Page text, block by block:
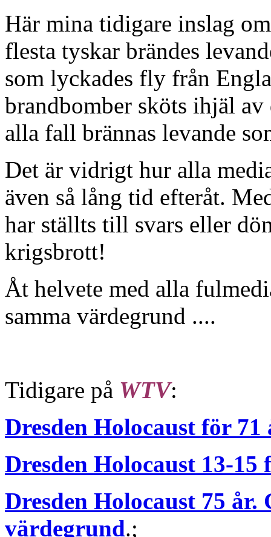
Här mina tidigare inslag
flesta tyskar brändes
som lyckades fly från
brandbomber sköts ihjäl
alla fall brännas levande
Det är vidrigt hur alla
även så lång tid efteråt.
har ställts till svars eller
krigsbrott!
Åt helvete med alla
samma värdegrund ....
Tidigare på WTV:
Dresden Holocaust för
Dresden Holocaust 13-15
Dresden Holocaust 75
värdegrund.;